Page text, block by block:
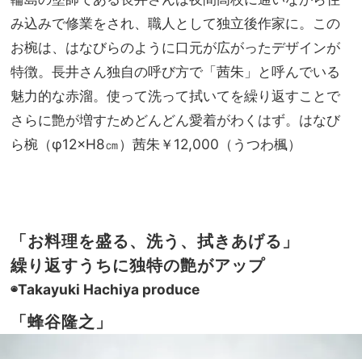
み込みで修業をされ、職人として独立後作家に。この
お椀は、はなびらのように口元が広がったデザインが
特徴。長井さん独自の呼び方で「茜朱」と呼んでいる
魅力的な赤溜。使って洗って拭いてを繰り返すことで
さらに艶が増すためどんどん愛着がわくはず。はなび
ら椀（φ12×H8㎝）茜朱￥12,000（うつわ楓）
「お料理を盛る、洗う、拭きあげる」
繰り返すうちに独特の艶がアップ
◉Takayuki Hachiya produce
「蜂谷隆之」